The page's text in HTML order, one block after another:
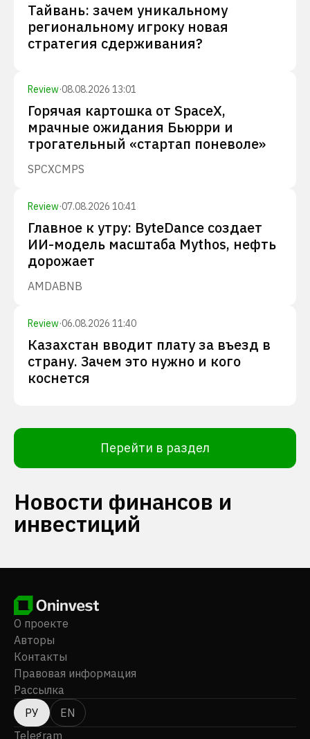
Тайвань: зачем уникальному
региональному игроку новая
стратегия сдерживания?
Review·08.08.2026 13:01
Горячая картошка от SpaceX,
мрачные ожидания Бьюрри и
трогательный «стартап поневоле»
SPCXCMPS
Review·07.08.2026 10:41
Главное к утру: ByteDance создает
ИИ-модель масштаба Mythos, нефть
дорожает
AMDABNB
Review·06.08.2026 11:40
Казахстан вводит плату за въезд в
страну. Зачем это нужно и кого
коснется
Перейти в раздел
Новости финансов и
инвестиций
О проекте
Авторы
Контакты
Правовая информация
Рассылка
РУ
EN
Telegram